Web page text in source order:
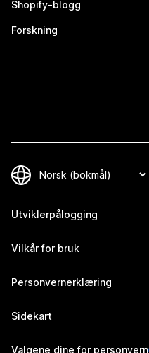
Shopify-blogg
Forskning
Utviklerpålogging
Vilkår for bruk
Personvernerklæring
Sidekart
Valgene dine for personvern